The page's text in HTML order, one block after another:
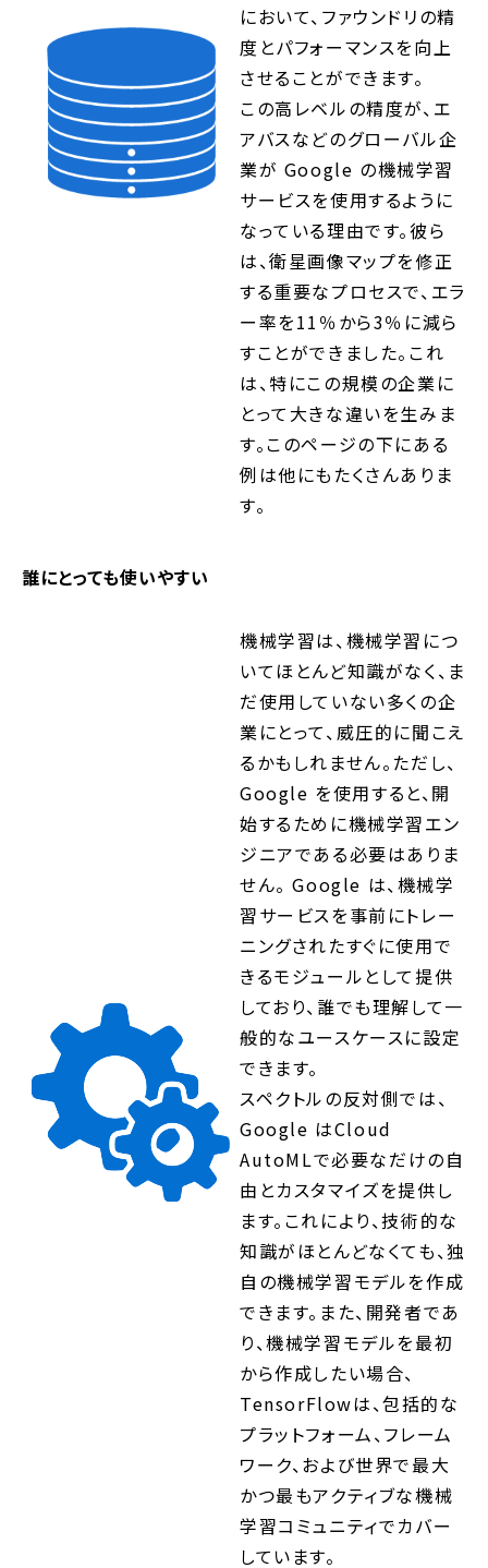
において、ファウンドリの精
度とパフォーマンスを向上
させることができます。
この高レベルの精度が、エ
アバスなどのグローバル企
業が Google の機械学習
サービスを使用するように
なっている理由です。彼ら
は、衛星画像マップを修正
する重要なプロセスで、エラ
ー率を11％から3％に減ら
すことができました。これ
は、特にこの規模の企業に
とって大きな違いを生みま
す。このページの下にある
例は他にもたくさんありま
す。
誰にとっても使いやすい
機械学習は、機械学習につ
いてほとんど知識がなく、ま
だ使用していない多くの企
業にとって、威圧的に聞こえ
るかもしれません。ただし、
Google を使用すると、開
始するために機械学習エン
ジニアである必要はありま
せん。 Google は、機械学
習サービスを事前にトレー
ニングされたすぐに使用で
きるモジュールとして提供
しており、誰でも理解して一
般的なユースケースに設定
できます。
スペクトルの反対側では、
Google はCloud
AutoMLで必要なだけの自
由とカスタマイズを提供し
ます。これにより、技術的な
知識がほとんどなくても、独
自の機械学習モデルを作成
できます。また、開発者であ
り、機械学習モデルを最初
から作成したい場合、
TensorFlowは、包括的な
プラットフォーム、フレーム
ワーク、および世界で最大
かつ最もアクティブな機械
学習コミュニティでカバー
しています。